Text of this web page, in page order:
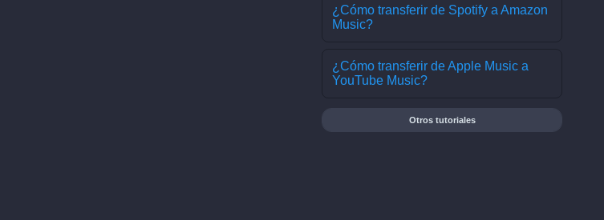
¿Cómo transferir de Spotify a Amazon
Music?
¿Cómo transferir de Apple Music a
YouTube Music?
Otros tutoriales